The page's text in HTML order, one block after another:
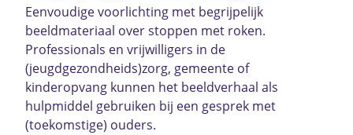
Eenvoudige voorlichting met begrijpelijk
beeldmateriaal over stoppen met roken.
Professionals en vrijwilligers in de
(jeugdgezondheids)zorg, gemeente of
kinderopvang kunnen het beeldverhaal als
hulpmiddel gebruiken bij een gesprek met
(toekomstige) ouders.